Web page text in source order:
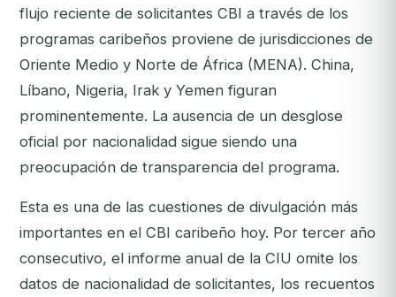
flujo reciente de solicitantes CBI a través de los
programas caribeños proviene de jurisdicciones de
Oriente Medio y Norte de África (MENA). China,
Líbano, Nigeria, Irak y Yemen figuran
prominentemente. La ausencia de un desglose
oficial por nacionalidad sigue siendo una
preocupación de transparencia del programa.
Esta es una de las cuestiones de divulgación más
importantes en el CBI caribeño hoy. Por tercer año
consecutivo, el informe anual de la CIU omite los
datos de nacionalidad de solicitantes, los recuentos